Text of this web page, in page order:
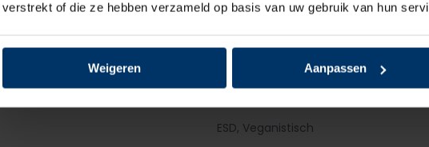
verstrekt of die ze hebben verzameld op basis van uw gebruik van hun
Weigeren Aanpassen
Kunststof
PU/PU
Ja
ESD, Veganistisch